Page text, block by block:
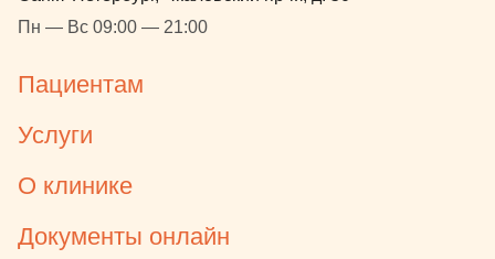
Пн — Вс 09:00 — 21:00
Пациентам
Услуги
О клинике
Документы онлайн